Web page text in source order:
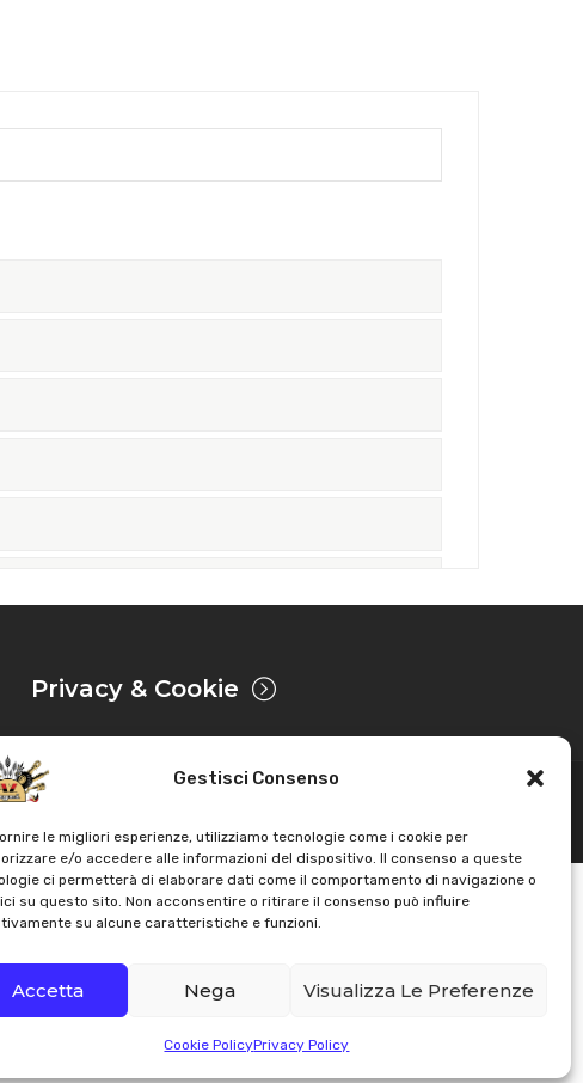
Gestisci Consenso
le migliori esperienze, utilizziamo tecnologie come i cookie per
e/o accedere alle informazioni del dispositivo. Il consenso a queste
ci permetterà di elaborare dati come il comportamento di navigazione o
su questo sito. Non acconsentire o ritirare il consenso può influire
su alcune caratteristiche e funzioni.
Accetta Nega Visualizza Le Preferenze
Cookie PolicyPrivacy Policy
Privacy & Cookie